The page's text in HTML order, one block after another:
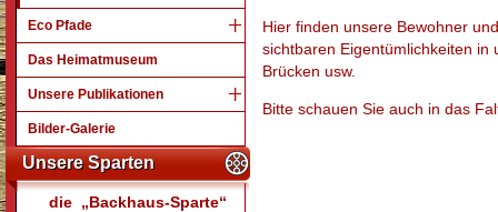
Eco Pfade
Das Heimatmuseum
Unsere Publikationen
Bilder-Galerie
Unsere Sparten
die „Backhaus-Sparte“
Hier finden unsere Bewohner
sichtbaren Eigentümlichkeiten in
Brücken usw.
Bitte schauen Sie auch in das